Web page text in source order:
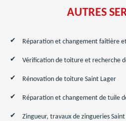
AUTRES
Réparation et changement faîtière
Vérification de toiture et recherche
Rénovation de toiture Saint Lager
Réparation et changement de tuile
Zingueur, travaux de zingueries